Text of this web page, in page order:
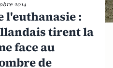
2014
l'euthanasie :
tirent la
face au
de